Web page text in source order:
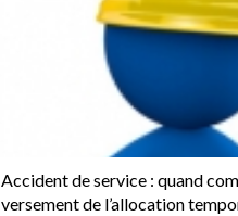
Accident de service : quand
versement de l’allocation